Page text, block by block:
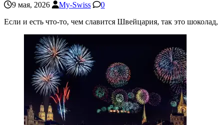
9 мая, 2026 My-Swiss
0
Если и есть что-то, чем славится Швейцария, так это